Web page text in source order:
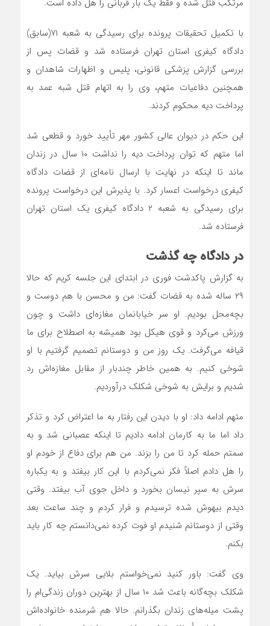
مرتکب قتل شده و فقط یک بار قربانی را هل داده است.
با تکمیل تحقیقات پرونده برای رسیدگی به شعبه ۷۱(سابق)
دادگاه کیفری استان تهران فرستاده شد و قضات پس از
بررسی گزارش پزشکی قانونی، پلیس و اظهارات شاهدان و
همچنین دفاعیات متهم، وی را به اتهام قتل شبه عمد به
پرداخت دیه محکوم کردند.
این حکم در دیوان عالی کشور مهر تأیید خورد و قطعی شد
اما متهم که توان پرداخت دیه را نداشت ۱۰ سال در زندان
ماند تا اینکه در نهایت با ارسال نامه‌ای از قضات دادگاه
کیفری درخواست اعسار کرد. با پذیرش این درخواست پرونده
برای رسیدگی به شعبه ۲ دادگاه کیفری یک استان تهران
فرستاده شد.
در دادگاه چه گذشت
به گزارش پاکدشت فوری در ابتدای این جلسه کریم که حالا
۲۹ ساله شده به قضات گفت: من و محسن با هم دوست و
بچه‌محل بودیم. او سر خیابانمان مغازه‌ای داشت و چون
ورزش می‌کرد و قوی هیکل بود همیشه به اصطلاح برای ما
قیافه می‌گرفت. یک روز من و دوستانم تصمیم گرفتیم با او
شوخی کنیم. به همین خاطر چندبار از مقابل مغازه‌اش رد
شدیم و برایش به شوخی شکلک درآوردیم.
متهم ادامه داد: او با دیدن این رفتار به ما اعتراض کرد و تذکر
داد اما ما به کارمان ادامه دادیم تا اینکه عصبانی شد و به
سمتم حمله کرد تا من را بزند. من هم برای دفاع از خودم او
را هل دادم اصلاً فکر نمی‌کردم با این کار بیفتد و به یکباره
سرش به سپر نیسان بخورد و داخل جوی آب بیفتد. وقتی
دیدم بیهوش شده ترسیدم و فرار کردم و چند ساعت بعد
وقتی از دوستانم شنیدم او فوت کرده نمی‌دانستم چه کار باید
بکنم.
وی گفت: باور کنید نمی‌خواستم بلایی سرش بیاید. یک
شکلک بچه‌گانه باعث شد ۱۰ سال از بهترین دوران زندگی‌ام را
پشت میله‌های زندان بگذرانم. حالا هم شرمنده خانواده‌اش